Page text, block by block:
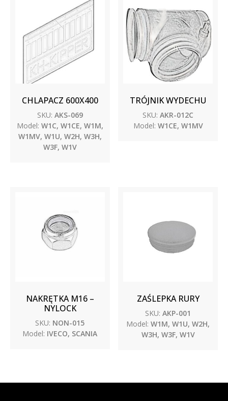
CHLAPACZ 600X400
SKU: AKS-069
Model: W1C, W1CE, W1M,
W1MV, W1U, W2H, W3H,
W3F, W1V
TRÓJNIK WYDECHU
SKU: AKR-012C
Model: W1CE, W1MV
NAKRĘTKA M16 –
NYLOCK
SKU: NON-015
Model: IVECO, SCANIA
ZAŚLEPKA RURY
SKU: AKP-001
Model: W1M, W1U, W2H,
W3H, W3F, W1V